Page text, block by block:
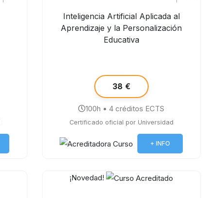
Inteligencia Artificial Aplicada al
Aprendizaje y la Personalización
Educativa
38 €
100h • 4 créditos ECTS
Certificado oficial por Universidad
+ INFO
¡Novedad!